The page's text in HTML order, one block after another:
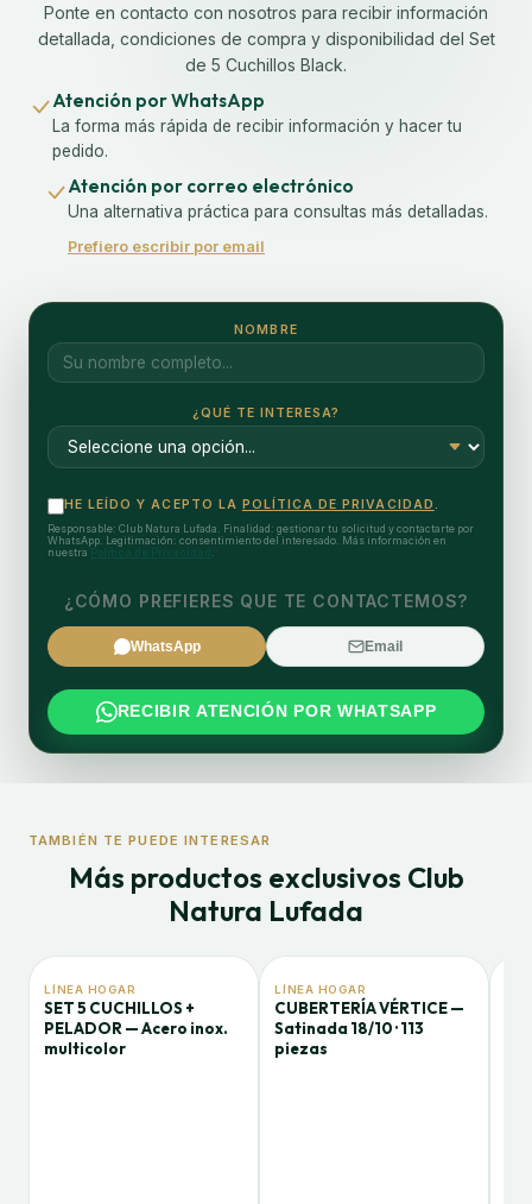
Ponte en contacto con nosotros para recibir información
detallada, condiciones de compra y disponibilidad del Set
de 5 Cuchillos Black.
Atención por WhatsApp
La forma más rápida de recibir información y hacer tu
pedido.
Atención por correo electrónico
Una alternativa práctica para consultas más detalladas.
Prefiero escribir por email
NOMBRE
¿QUÉ TE INTERESA?
HE LEÍDO Y ACEPTO LA POLÍTICA DE PRIVACIDAD
Responsable: Club Natura Lufada. Finalidad: gestionar tu solicitud y contactarte por
WhatsApp. Legitimación: consentimiento del interesado. Más información en
nuestra
¿CÓMO PREFIERES QUE TE CONTACTEMOS?
WhatsApp Email
RECIBIR ATENCIÓN POR WHATSAPP
TAMBIÉN TE PUEDE INTERESAR
Más productos exclusivos Club
Natura Lufada
LÍNEA HOGAR
SET 5 CUCHILLOS +
PELADOR — Acero inox.
multicolor
LÍNEA HOGAR
CUBERTERÍA VÉRTICE —
Satinada 18/10 · 113
piezas